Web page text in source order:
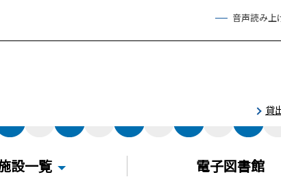
音声読み上
貸
設一覧 電子図書館